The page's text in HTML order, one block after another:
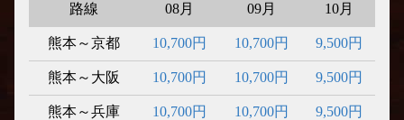
路線 08月 09月 10月
熊本～京都 10,700円 10,700円 9,500円
熊本～大阪 10,700円 10,700円 9,500円
熊本～兵庫 10,700円 10,700円 9,500円